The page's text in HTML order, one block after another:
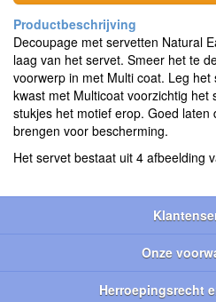
Decoupage met servetten Natural
laag van het servet. Smeer het te
voorwerp in met Multi coat. Leg
kwast met Multicoat voorzichtig het
stukjes het motief erop. Goed
brengen voor bescherming.
Het servet bestaat uit 4 afbeelding
Onze
Herroepingsrecht